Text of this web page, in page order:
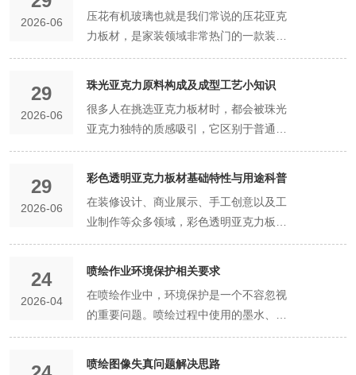
家感受这款艺术板材的独特魅力。首先我
们先简单了解珠光亚克力热压成型的基础
在精准控温的专业设备中，将板材加热至
软化状态，再通过定制模具、专业压力设
备进行压制、塑形、冷却定型。因为珠光
粒会随压力自然流动、重构，冷却定型后
就会形成自然流畅、层次丰富的独有花
纹，这种花纹是一体成型的，不是后期喷
涂、粘贴的装饰纹路，质感和耐用性完全
不同。首先要明确，珠光亚克力热压成型
的花纹效果，是这款板材独有的特性，普
通纯色亚克力、透明亚克力、压花亚克力
固定，而珠光亚克力热压花纹是基材与珠
果达不到预期。其实市面上常用的有色亚
克力板材，主要分为透明有色、半透明有
色、实色有色三种核心类型，三者的透光
度、视觉效果、适用场景差异十分明显。
今天就用简单易懂的方式，详细讲解三种
有色亚克力板材的透光度区别和选购技
生产过程中色母添加比例和基材透光保留
度不同，从透明有色到半透明有色，再到
实色有色，色母含量逐步升高，板材透光
细拆解。第一种：透明有色亚克力板材，
也就是我们开篇科普过的彩色透明亚克
力。它的色母添加比例最低，基材透光性
保留最完整，是三种板材中透光度最高的
款式。优质的透明有色亚克力，透光率普
2026-06
压花有机玻璃也就是我们常说的压花亚克
力板材，是家装领域非常热门的一款装饰
材料。区别于普通透明亚克力的通透直白
满足空间采光需求，又能保护隐私、提升
家装氛围感。很多业主装修时想选用这款
板材，却不清楚它的透光特性和适配场
景，今天就全面讲解压花有机玻璃的透光
原理、特性优势，以及适配的家装场景，
帮大家精准搭配。首先我们先了解压花有
板材表面压制出各类规整或自然的纹理，
常见的有长虹纹、水波纹、磨砂纹、方格
纹、菱形纹、荔枝纹等多种款式。不同的
29
2026-06
珠光亚克力原料构成及成型工艺小知识
很多人在挑选亚克力板材时，都会被珠光
亚克力独特的质感吸引，它区别于普通彩
色亚克力的纯色通透质感，自带细腻的珠
效，高级感十足。但大部分人只知道它颜
值高，却不了解它的原料组成、成型工
艺，也不清楚为什么它的质感和普通亚克
力差异这么大。今天就详细拆解珠光亚克
力的原料构成和成型工艺小知识，帮大家
深入了解这款高颜值板材。首先我们来讲
珠光亚克力的核心原料构成，它的基础基
这是保障板材基础性能的关键，决定了板
29
2026-06
彩色透明亚克力板材基础特性与用途科普
在装修设计、商业展示、手工创意以及工
业制作等众多领域，彩色透明亚克力板材
都是出镜率极高的一款材料。很多人日常
纠结犹豫。今天就用通俗易懂的大白话，
带大家全面了解彩色透明亚克力板材的基
础特点和实用用途，帮大家精准适配自己
的使用需求。首先我们先搞清楚基础定
24
2026-04
喷绘作业环境保护相关要求
在喷绘作业中，环境保护是一个不容忽视
的重要问题。喷绘过程中使用的墨水、溶
剂等材料可能会对环境造成污染，同时，
喷绘图像失真问题解决思路